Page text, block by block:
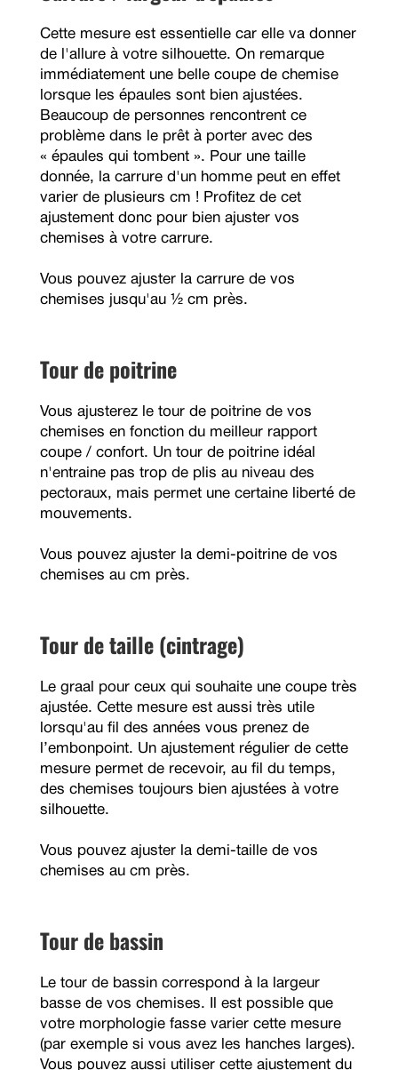
Cette mesure est essentielle car elle va donner
de l'allure à votre silhouette. On remarque
immédiatement une belle coupe de chemise
lorsque les épaules sont bien ajustées.
Beaucoup de personnes rencontrent ce
problème dans le prêt à porter avec des
« épaules qui tombent ». Pour une taille
donnée, la carrure d'un homme peut en effet
varier de plusieurs cm ! Profitez de cet
ajustement donc pour bien ajuster vos
chemises à votre carrure.
Vous pouvez ajuster la carrure de vos
chemises jusqu'au ½ cm près.
Tour de poitrine
Vous ajusterez le tour de poitrine de vos
chemises en fonction du meilleur rapport
coupe / confort. Un tour de poitrine idéal
n'entraine pas trop de plis au niveau des
pectoraux, mais permet une certaine liberté de
mouvements.
Vous pouvez ajuster la demi-poitrine de vos
chemises au cm près.
Tour de taille (cintrage)
Le graal pour ceux qui souhaite une coupe très
ajustée. Cette mesure est aussi très utile
lorsqu'au fil des années vous prenez de
l’embonpoint. Un ajustement régulier de cette
mesure permet de recevoir, au fil du temps,
des chemises toujours bien ajustées à votre
silhouette.
Vous pouvez ajuster la demi-taille de vos
chemises au cm près.
Tour de bassin
Le tour de bassin correspond à la largeur
basse de vos chemises. Il est possible que
votre morphologie fasse varier cette mesure
(par exemple si vous avez les hanches larges).
Vous pouvez aussi utiliser cette ajustement du